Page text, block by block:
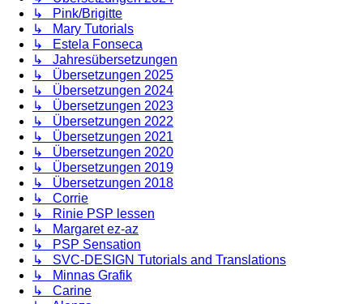
↳ Pink/Brigitte
↳ Mary Tutorials
↳ Estela Fonseca
↳ Jahresübersetzungen
↳ Übersetzungen 2025
↳ Übersetzungen 2024
↳ Übersetzungen 2023
↳ Übersetzungen 2022
↳ Übersetzungen 2021
↳ Übersetzungen 2020
↳ Übersetzungen 2019
↳ Übersetzungen 2018
↳ Corrie
↳ Rinie PSP lessen
↳ Margaret ez-az
↳ PSP Sensation
↳ SVC-DESIGN Tutorials and Translations
↳ Minnas Grafik
↳ Carine